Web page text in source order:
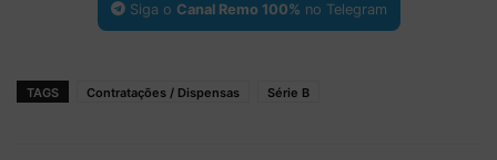
Siga o Canal Remo 100% no Telegram
TAGS Contratações / Dispensas Série B